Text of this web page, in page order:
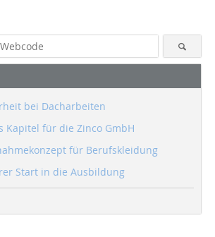
bei Dacharbeiten
Kapitel für die Zinco GmbH
für Berufskleidung
Start in die Ausbildung